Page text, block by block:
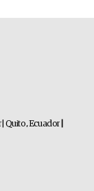
| Quito, Ecuador